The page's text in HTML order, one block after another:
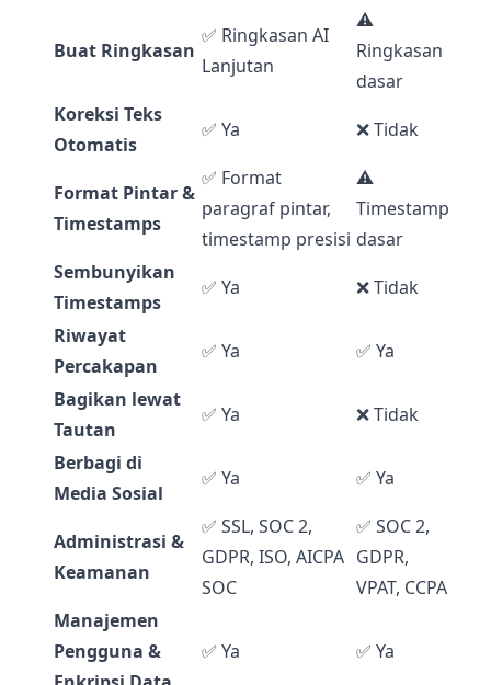
Buat Ringkasan
✅ Ringkasan AI
Lanjutan
⚠️
Ringkasan
dasar
Koreksi Teks
Otomatis
✅ Ya ❌ Tidak
Format Pintar &
Timestamps
✅ Format
paragraf pintar,
timestamp presisi
⚠️
Timestamp
dasar
Sembunyikan
Timestamps
✅ Ya
❌ Tidak
Riwayat
Percakapan
✅ Ya
✅ Ya
Bagikan lewat
Tautan
✅ Ya
❌ Tidak
Berbagi di
Media Sosial
✅ Ya ✅ Ya
Administrasi &
Keamanan
✅ SSL, SOC 2,
GDPR, ISO, AICPA
SOC
✅ SOC 2,
GDPR,
VPAT, CCPA
Manajemen
Pengguna &
✅ Ya ✅ Ya